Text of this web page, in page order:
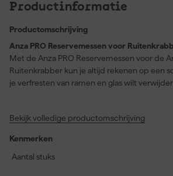
Productinformatie
Productomschrijving
Anza PRO Reservemessen voor
Met de Anza PRO Reservemessen voor de
Ruitenkrabber kun je altijd rekenen op een
je verfresten van ramen en glas wilt
zonder onderbrekingen. In de verpakking
projecten. De messen zijn scherp en
een streeploos en grondig resultaat zonder
Bekijk volledige productomschrijving
Kenmerken
Aantal stuks